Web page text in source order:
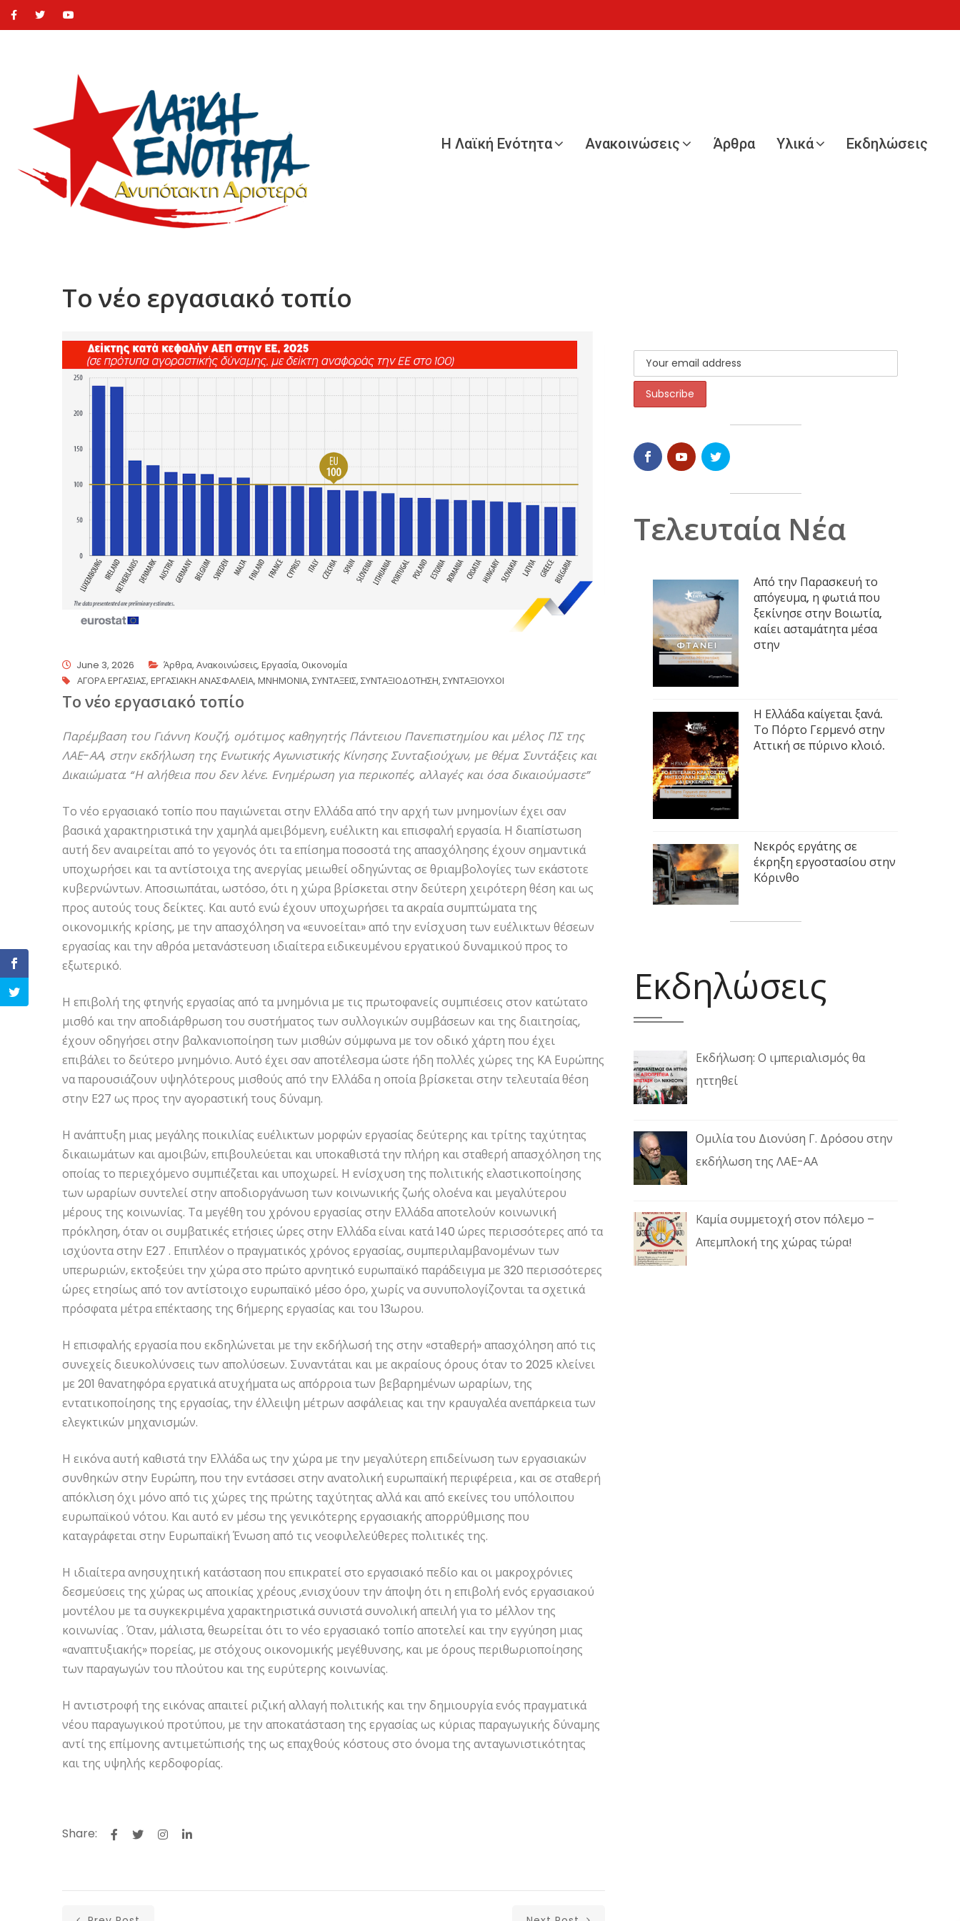
Η Λαϊκή Ενότητα Ανακοινώσεις Άρθρα Υλικά Εκδηλώσεις
Το νέο εργασιακό τοπίο
June 3, 2026 Άρθρα, Ανακοινώσεις, Εργασία, Οικονομία
ΑΓΟΡΑ ΕΡΓΑΣΙΑΣ, ΕΡΓΑΣΙΑΚΗ ΑΝΑΣΦΑΛΕΙΑ, ΜΝΗΜΟΝΙΑ, ΣΥΝΤΑΞΕΙΣ, ΣΥΝΤΑΞΙΟΔΟΤΗΣΗ, ΣΥΝΤΑΞΙΟΥΧΟΙ
Το νέο εργασιακό τοπίο
Παρέμβαση του Γιάννη Κουζή, ομότιμος καθηγητής Πάντειου Πανεπιστημίου και μέλος ΠΣ της
ΛΑΕ-ΑΑ, στην εκδήλωση της Ενωτικής Αγωνιστικής Κίνησης Συνταξιούχων, με θέμα: Συντάξεις και
Δικαιώματα: “Η αλήθεια που δεν λένε. Ενημέρωση για περικοπές, αλλαγές και όσα δικαιούμαστε”
Το νέο εργασιακό τοπίο που παγιώνεται στην Ελλάδα από την αρχή των μνημονίων έχει σαν
βασικά χαρακτηριστικά την χαμηλά αμειβόμενη, ευέλικτη και επισφαλή εργασία. Η διαπίστωση
αυτή δεν αναιρείται από το γεγονός ότι τα επίσημα ποσοστά της απασχόλησης έχουν σημαντικά
υποχωρήσει και τα αντίστοιχα της ανεργίας μειωθεί οδηγώντας σε θριαμβολογίες των εκάστοτε
κυβερνώντων. Αποσιωπάται, ωστόσο, ότι η χώρα βρίσκεται στην δεύτερη χειρότερη θέση και ως
προς αυτούς τους δείκτες. Και αυτό ενώ έχουν υποχωρήσει τα ακραία συμπτώματα της
οικονομικής κρίσης, με την απασχόληση να «ευνοείται» από την ενίσχυση των ευέλικτων θέσεων
εργασίας και την αθρόα μετανάστευση ιδιαίτερα ειδικευμένου εργατικού δυναμικού προς το
εξωτερικό.
Η επιβολή της φτηνής εργασίας από τα μνημόνια με τις πρωτοφανείς συμπιέσεις στον κατώτατο
μισθό και την αποδιάρθρωση του συστήματος των συλλογικών συμβάσεων και της διαιτησίας,
έχουν οδηγήσει στην βαλκανιοποίηση των μισθών σύμφωνα με τον οδικό χάρτη που έχει
επιβάλει το δεύτερο μνημόνιο. Αυτό έχει σαν αποτέλεσμα ώστε ήδη πολλές χώρες της ΚΑ Ευρώπης
να παρουσιάζουν υψηλότερους μισθούς από την Ελλάδα η οποία βρίσκεται στην τελευταία θέση
στην Ε27 ως προς την αγοραστική τους δύναμη.
Η ανάπτυξη μιας μεγάλης ποικιλίας ευέλικτων μορφών εργασίας δεύτερης και τρίτης ταχύτητας
δικαιωμάτων και αμοιβών, επιβουλεύεται και υποκαθιστά την πλήρη και σταθερή απασχόληση της
οποίας το περιεχόμενο συμπιέζεται και υποχωρεί. Η ενίσχυση της πολιτικής ελαστικοποίησης
των ωραρίων συντελεί στην αποδιοργάνωση των κοινωνικής ζωής ολοένα και μεγαλύτερου
μέρους της κοινωνίας. Τα μεγέθη του χρόνου εργασίας στην Ελλάδα αποτελούν κοινωνική
πρόκληση, όταν οι συμβατικές ετήσιες ώρες στην Ελλάδα είναι κατά 140 ώρες περισσότερες από τα
ισχύοντα στην Ε27 . Επιπλέον ο πραγματικός χρόνος εργασίας, συμπεριλαμβανομένων των
υπερωριών, εκτοξεύει την χώρα στο πρώτο αρνητικό ευρωπαϊκό παράδειγμα με 320 περισσότερες
ώρες ετησίως από τον αντίστοιχο ευρωπαϊκό μέσο όρο, χωρίς να συνυπολογίζονται τα σχετικά
πρόσφατα μέτρα επέκτασης της 6ήμερης εργασίας και του 13ωρου.
Η επισφαλής εργασία που εκδηλώνεται με την εκδήλωσή της στην «σταθερή» απασχόληση από τις
συνεχείς διευκολύνσεις των απολύσεων. Συναντάται και με ακραίους όρους όταν το 2025 κλείνει
με 201 θανατηφόρα εργατικά ατυχήματα ως απόρροια των βεβαρημένων ωραρίων, της
εντατικοποίησης της εργασίας, την έλλειψη μέτρων ασφάλειας και την κραυγαλέα ανεπάρκεια των
ελεγκτικών μηχανισμών.
Η εικόνα αυτή καθιστά την Ελλάδα ως την χώρα με την μεγαλύτερη επιδείνωση των εργασιακών
συνθηκών στην Ευρώπη, που την εντάσσει στην ανατολική ευρωπαϊκή περιφέρεια , και σε σταθερή
απόκλιση όχι μόνο από τις χώρες της πρώτης ταχύτητας αλλά και από εκείνες του υπόλοιπου
ευρωπαϊκού νότου. Και αυτό εν μέσω της γενικότερης εργασιακής απορρύθμισης που
καταγράφεται στην Ευρωπαϊκή Ένωση από τις νεοφιλελεύθερες πολιτικές της.
Η ιδιαίτερα ανησυχητική κατάσταση που επικρατεί στο εργασιακό πεδίο και οι μακροχρόνιες
δεσμεύσεις της χώρας ως αποικίας χρέους ,ενισχύουν την άποψη ότι η επιβολή ενός εργασιακού
μοντέλου με τα συγκεκριμένα χαρακτηριστικά συνιστά συνολική απειλή για το μέλλον της
κοινωνίας . Όταν, μάλιστα, θεωρείται ότι το νέο εργασιακό τοπίο αποτελεί και την εγγύηση μιας
«αναπτυξιακής» πορείας, με στόχους οικονομικής μεγέθυνσης, και με όρους περιθωριοποίησης
των παραγωγών του πλούτου και της ευρύτερης κοινωνίας.
Η αντιστροφή της εικόνας απαιτεί ριζική αλλαγή πολιτικής και την δημιουργία ενός πραγματικά
νέου παραγωγικού προτύπου, με την αποκατάσταση της εργασίας ως κύριας παραγωγικής δύναμης
αντί της επίμονης αντιμετώπισής της ως επαχθούς κόστους στο όνομα της ανταγωνιστικότητας
και της υψηλής κερδοφορίας.
Share:
Τελευταία Νέα
Από την Παρασκευή το
απόγευμα, η φωτιά που
ξεκίνησε στην Βοιωτία,
καίει ασταμάτητα μέσα
στην
Η Ελλάδα καίγεται ξανά.
Το Πόρτο Γερμενό στην
Αττική σε πύρινο κλοιό.
Νεκρός εργάτης σε
έκρηξη εργοστασίου στην
Κόρινθο
Εκδηλώσεις
Εκδήλωση: Ο ιμπεριαλισμός θα
ηττηθεί
Ομιλία του Διονύση Γ. Δρόσου στην
εκδήλωση της ΛΑΕ-ΑΑ
Καμία συμμετοχή στον πόλεμο –
Απεμπλοκή της χώρας τώρα!